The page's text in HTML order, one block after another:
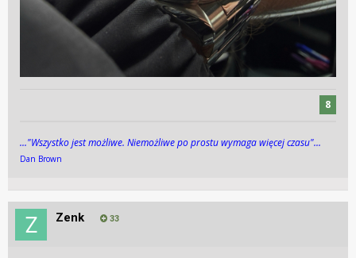
8
..."Wszys­tko jest możli­we. Niemożli­we po pros­tu wy­maga więcej cza­su"...
Dan Brown
Zenk 33